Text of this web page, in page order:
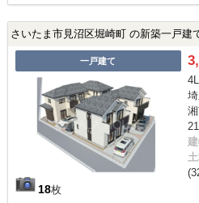
さいたま市見沼区堀崎町 の新築一戸建
一戸建て
18枚